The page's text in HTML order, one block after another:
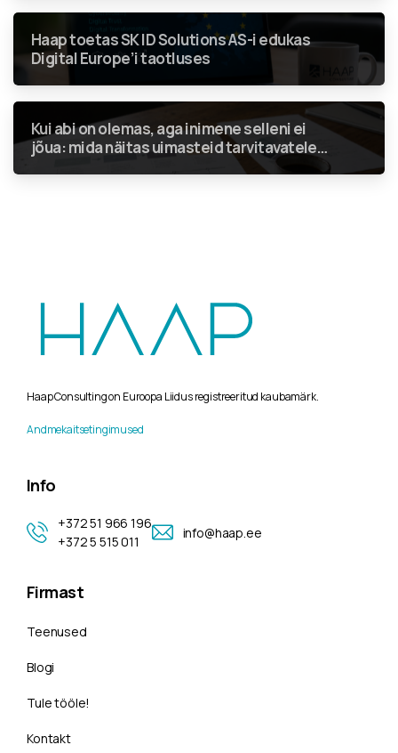
Haap toetas SK ID Solutions AS-i edukas
Digital Europe’i taotluses
Kui abi on olemas, aga inimene selleni ei
jõua: mida näitas uimasteid tarvitavatele
inimestele suunatud teenuste analüüs?
Haap Consulting on Euroopa Liidus registreeritud kaubamärk.
Andmekaitsetingimused
Info
+372 51 966 196
+372 5 515 011
info@haap.ee
Firmast
Teenused
Blogi
Tule tööle!
Kontakt